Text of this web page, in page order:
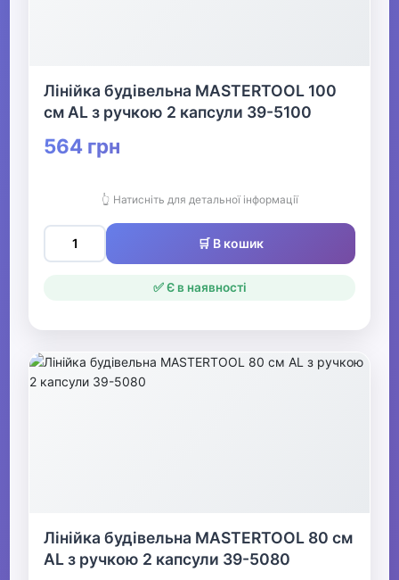
плівка
Гумки для грошей
Лупи
Калькулятори
покриття
Канцелярські кнопки
▶
Лінійка будівельна MASTERTOOL 100
см AL з ручкою 2 капсули 39-5100
564 грн
👆 Натисніть для детальної інформації
🛒 В кошик
✅ Є в наявності
Лінійка будівельна MASTERTOOL 80 см
AL з ручкою 2 капсули 39-5080